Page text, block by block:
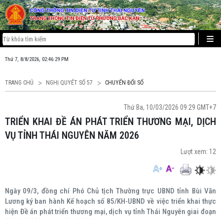
Thứ 7, 8/8/2026, 02:46:30 PM
TRANG CHỦ NGHỊ QUYẾT SỐ 57 CHUYỂN ĐỔI SỐ
Thứ Ba, 10/03/2026 09:29 GMT+7
TRIỂN KHAI ĐỀ ÁN PHÁT TRIỂN THƯƠNG MẠI, DỊCH
VỤ TỈNH THÁI NGUYÊN NĂM 2026
Lượt xem: 12
Ngày 09/3, đồng chí Phó Chủ tịch Thường trực UBND tỉnh Bùi Văn
Lương ký ban hành Kế hoạch số 85/KH-UBND về việc triển khai thực
hiện Đề án phát triển thương mại, dịch vụ tỉnh Thái Nguyên giai đoạn